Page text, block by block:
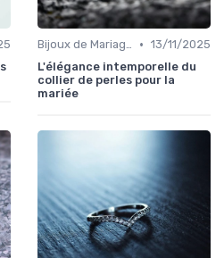
Bijoux de Mariage et de Fiançailles • 13/11/2025
L'élégance intemporelle du
collier de perles pour la
mariée